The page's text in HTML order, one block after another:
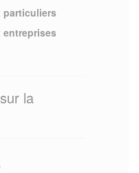
particuliers
entreprises
la